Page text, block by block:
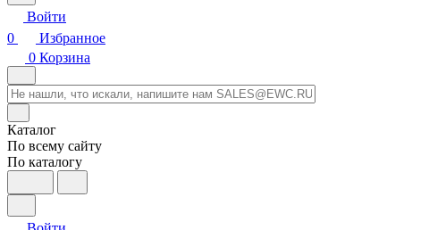
Войти
0
Избранное
0 Корзина
Каталог
По всему сайту
По каталогу